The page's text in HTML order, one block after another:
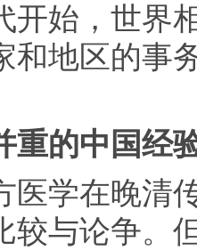
开始，世界
和地区的事
的中国经
学在晚清传
较与论争。